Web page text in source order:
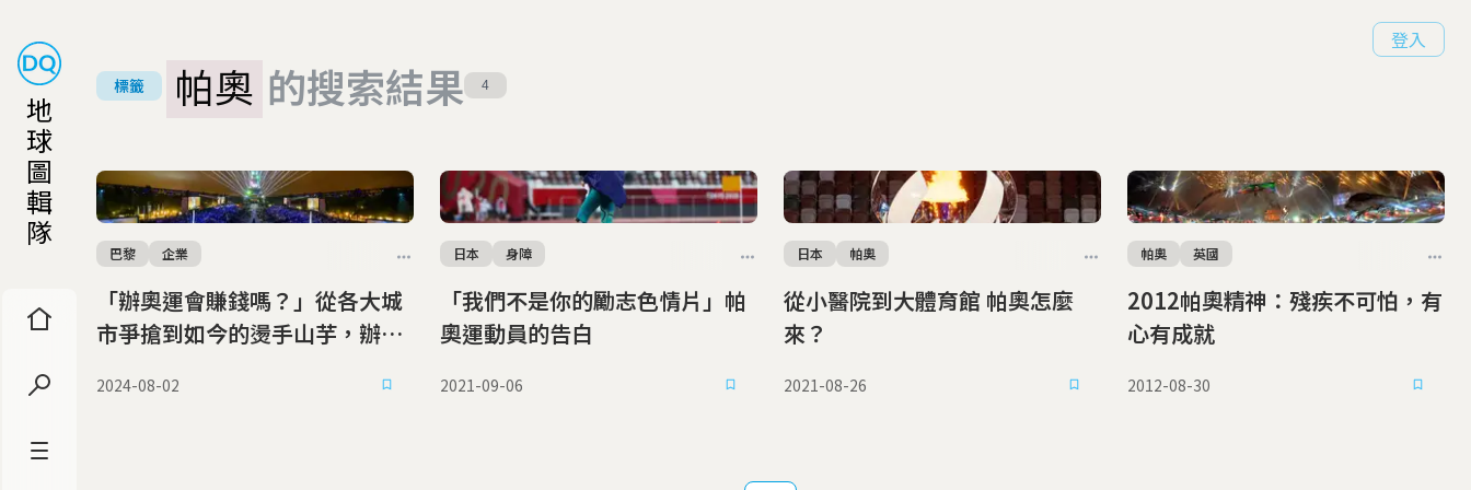
地
球
圖
輯
隊
登入
標籤 帕奧 的搜索結果 4
「辦奧運會賺錢嗎？」從各大城
市爭搶到如今的燙手山芋，辦奧
巴黎 企業
2024-08-02
「我們不是你的勵志色情片」帕
奧運動員的告白
日本 身障
2021-09-06
從小醫院到大體育館 帕奧怎麼
來？
日本 帕奧
2021-08-26
2012帕奧精神：殘疾不可怕，有
心有成就
帕奧 英國
2012-08-30